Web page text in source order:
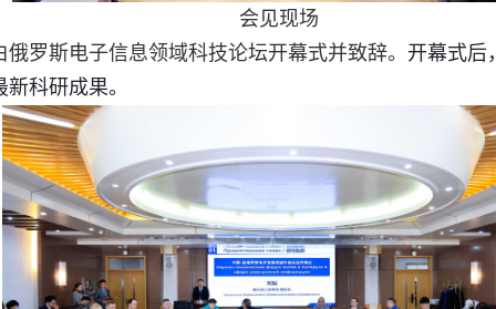
会见现场
罗斯电子信息领域科技论坛开幕式并致辞。 开幕式后
科研成果。